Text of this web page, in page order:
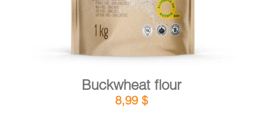
Buckwheat flour
8,99 $